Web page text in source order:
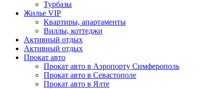
Турбазы
Жилье VIP
Квартиры, апартаменты
Виллы, коттеджи
Активный отдых
Активный отдых
Прокат авто
Прокат авто в Аэропорту Симферополь
Прокат авто в Севастополе
Прокат авто в Ялте